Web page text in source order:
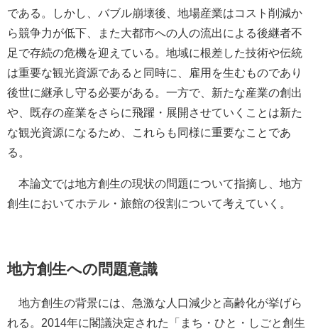
である。しかし、バブル崩壊後、地場産業はコスト削減か
ら競争力が低下、また大都市への人の流出による後継者不
足で存続の危機を迎えている。地域に根差した技術や伝統
は重要な観光資源であると同時に、雇用を生むものであり
後世に継承し守る必要がある。一方で、新たな産業の創出
や、既存の産業をさらに飛躍・展開させていくことは新た
な観光資源になるため、これらも同様に重要なことであ
る。
本論文では地方創生の現状の問題について指摘し、地方
創生においてホテル・旅館の役割について考えていく。
地方創生への問題意識
地方創生の背景には、急激な人口減少と高齢化が挙げら
れる。2014年に閣議決定された「まち・ひと・しごと創生